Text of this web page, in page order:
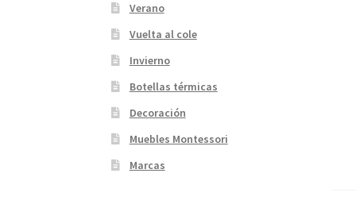
Verano
Vuelta al cole
Invierno
Botellas térmicas
Decoración
Muebles Montessori
Marcas